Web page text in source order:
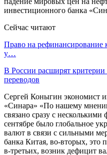
инвестиционного банка
Сейчас читают
Право на рефинансирование
у…
В России расширят
переводов
Сергей Коныгин экономист
«Синара» «По нашему
связано сразу с
сентябре было глобальное
валют в связи с сильными
банка Китая, во-вторых, это
в-третьих, возник дефицит